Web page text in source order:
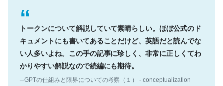
トークンについて解説していて素晴らしい。ほぼ公式のド
キュメントにも書いてあることだけど、英語だと読んでな
い人多いよね。この手の記事に珍しく、非常に正しくてわ
かりやすい解説なので続編にも期待。
─GPTの仕組みと限界についての考察（１） - conceptualization